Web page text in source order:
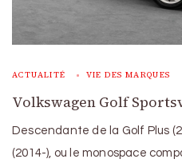
ACTUALITÉ VIE DES MARQUES
Volkswagen Golf
Descendante de la Golf Plus
(2014-), ou le monospace